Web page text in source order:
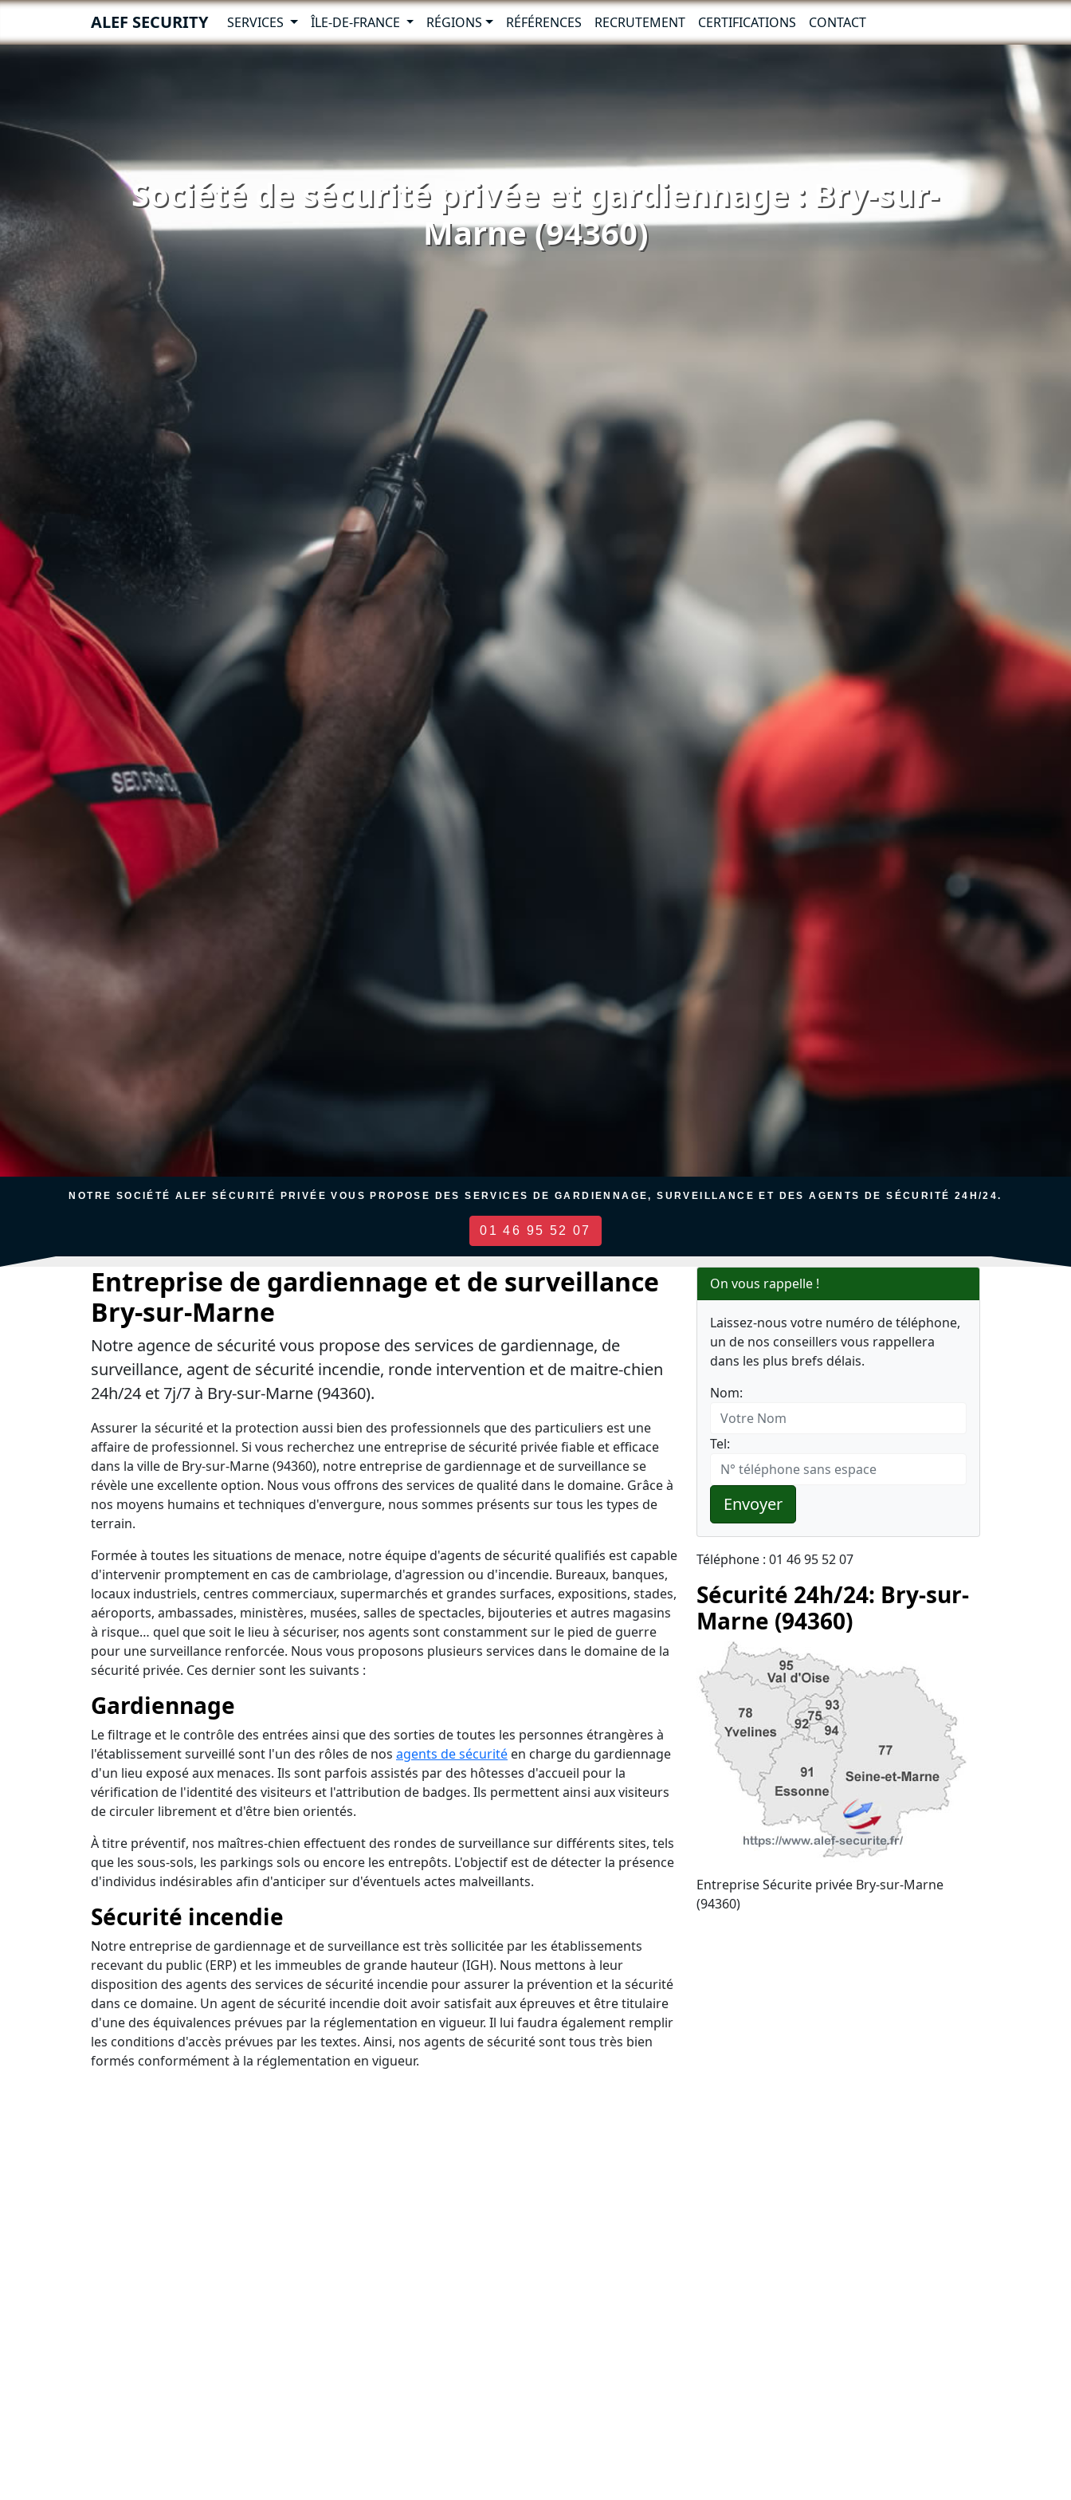
ALEF SECURITY SERVICES ÎLE-DE-FRANCE RÉGIONS RÉFÉRENCES RECRUTEMENT CERTIFICATIONS CONTACT
Société de sécurité privée et gardiennage : Bry-sur-
Marne (94360)
NOTRE SOCIÉTÉ ALEF SÉCURITÉ PRIVÉE VOUS PROPOSE DES SERVICES DE GARDIENNAGE, SURVEILLANCE ET DES AGENTS DE SÉCURITÉ 24H/24.
01 46 95 52 07
Entreprise de gardiennage et de surveillance
Bry-sur-Marne
Notre agence de sécurité vous propose des services de gardiennage, de
surveillance, agent de sécurité incendie, ronde intervention et de maitre-chien
24h/24 et 7j/7 à Bry-sur-Marne (94360).
Assurer la sécurité et la protection aussi bien des professionnels que des particuliers est une
affaire de professionnel. Si vous recherchez une entreprise de sécurité privée fiable et efficace
dans la ville de Bry-sur-Marne (94360), notre entreprise de gardiennage et de surveillance se
révèle une excellente option. Nous vous offrons des services de qualité dans le domaine. Grâce à
nos moyens humains et techniques d'envergure, nous sommes présents sur tous les types de
terrain.
Formée à toutes les situations de menace, notre équipe d'agents de sécurité qualifiés est capable
d'intervenir promptement en cas de cambriolage, d'agression ou d'incendie. Bureaux, banques,
locaux industriels, centres commerciaux, supermarchés et grandes surfaces, expositions, stades,
aéroports, ambassades, ministères, musées, salles de spectacles, bijouteries et autres magasins
à risque… quel que soit le lieu à sécuriser, nos agents sont constamment sur le pied de guerre
pour une surveillance renforcée. Nous vous proposons plusieurs services dans le domaine de la
sécurité privée. Ces dernier sont les suivants :
Gardiennage
Le filtrage et le contrôle des entrées ainsi que des sorties de toutes les personnes étrangères à
l'établissement surveillé sont l'un des rôles de nos agents de sécurité en charge du gardiennage
d'un lieu exposé aux menaces. Ils sont parfois assistés par des hôtesses d'accueil pour la
vérification de l'identité des visiteurs et l'attribution de badges. Ils permettent ainsi aux visiteurs
de circuler librement et d'être bien orientés.
À titre préventif, nos maîtres-chien effectuent des rondes de surveillance sur différents sites, tels
que les sous-sols, les parkings sols ou encore les entrepôts. L'objectif est de détecter la présence
d'individus indésirables afin d'anticiper sur d'éventuels actes malveillants.
Sécurité incendie
Notre entreprise de gardiennage et de surveillance est très sollicitée par les établissements
recevant du public (ERP) et les immeubles de grande hauteur (IGH). Nous mettons à leur
disposition des agents des services de sécurité incendie pour assurer la prévention et la sécurité
dans ce domaine. Un agent de sécurité incendie doit avoir satisfait aux épreuves et être titulaire
d'une des équivalences prévues par la réglementation en vigueur. Il lui faudra également remplir
les conditions d'accès prévues par les textes. Ainsi, nos agents de sécurité sont tous très bien
formés conformément à la réglementation en vigueur.
On vous rappelle !
Laissez-nous votre numéro de téléphone,
un de nos conseillers vous rappellera
dans les plus brefs délais.
Nom:
Tel:
Envoyer
Téléphone : 01 46 95 52 07
Sécurité 24h/24: Bry-sur-
Marne (94360)
Entreprise Sécurite privée Bry-sur-Marne
(94360)